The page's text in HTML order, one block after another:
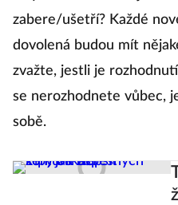
zabere/ušetří? Každé
dovolená budou mít
zvažte, jestli je
se nerozhodnete vůbec,
sobě.